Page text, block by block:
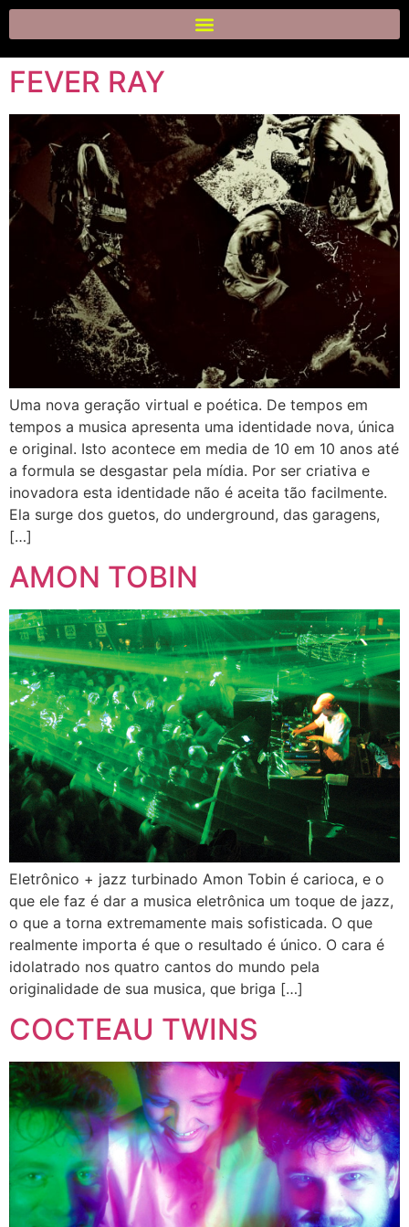
FEVER RAY
Uma nova geração virtual e poética. De tempos em
tempos a musica apresenta uma identidade nova, única
e original. Isto acontece em media de 10 em 10 anos até
a formula se desgastar pela mídia. Por ser criativa e
inovadora esta identidade não é aceita tão facilmente.
Ela surge dos guetos, do underground, das garagens,
[…]
AMON TOBIN
Eletrônico + jazz turbinado Amon Tobin é carioca, e o
que ele faz é dar a musica eletrônica um toque de jazz,
o que a torna extremamente mais sofisticada. O que
realmente importa é que o resultado é único. O cara é
idolatrado nos quatro cantos do mundo pela
originalidade de sua musica, que briga […]
COCTEAU TWINS